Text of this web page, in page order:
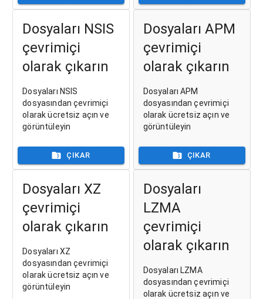
Dosyaları NSIS
çevrimiçi
olarak çıkarın
Dosyaları NSIS
dosyasından çevrimiçi
olarak ücretsiz açın ve
görüntüleyin
ÇIKAR
Dosyaları APM
çevrimiçi
olarak çıkarın
Dosyaları APM
dosyasından çevrimiçi
olarak ücretsiz açın ve
görüntüleyin
ÇIKAR
Dosyaları XZ
çevrimiçi
olarak çıkarın
Dosyaları XZ
dosyasından çevrimiçi
olarak ücretsiz açın ve
görüntüleyin
Dosyaları
LZMA
çevrimiçi
olarak çıkarın
Dosyaları LZMA
dosyasından çevrimiçi
olarak ücretsiz açın ve